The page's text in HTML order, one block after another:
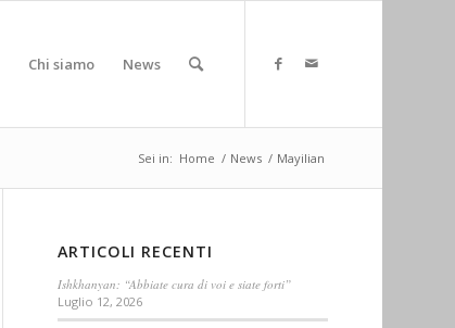
Chi siamo News
Sei in: Home / News / Mayilian
ARTICOLI RECENTI
Ishkhanyan: “Abbiate cura di voi e siate forti”
Luglio 12, 2026